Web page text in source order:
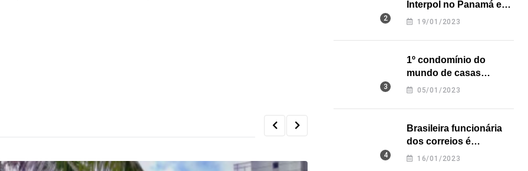
Interpol no Panamá e
pode pegar prisão
19/01/2023
1º condomínio do
mundo de casas
impressas em 3D é
05/01/2023
Brasileira funcionária
dos correios é
assassinada a facadas
16/01/2023